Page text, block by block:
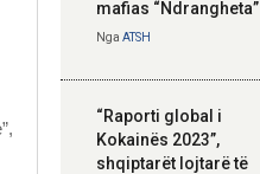
mafias “Ndrangheta”
Nga ATSH
“Raporti global i
Kokainës 2023”,
shqiptarët lojtarë të